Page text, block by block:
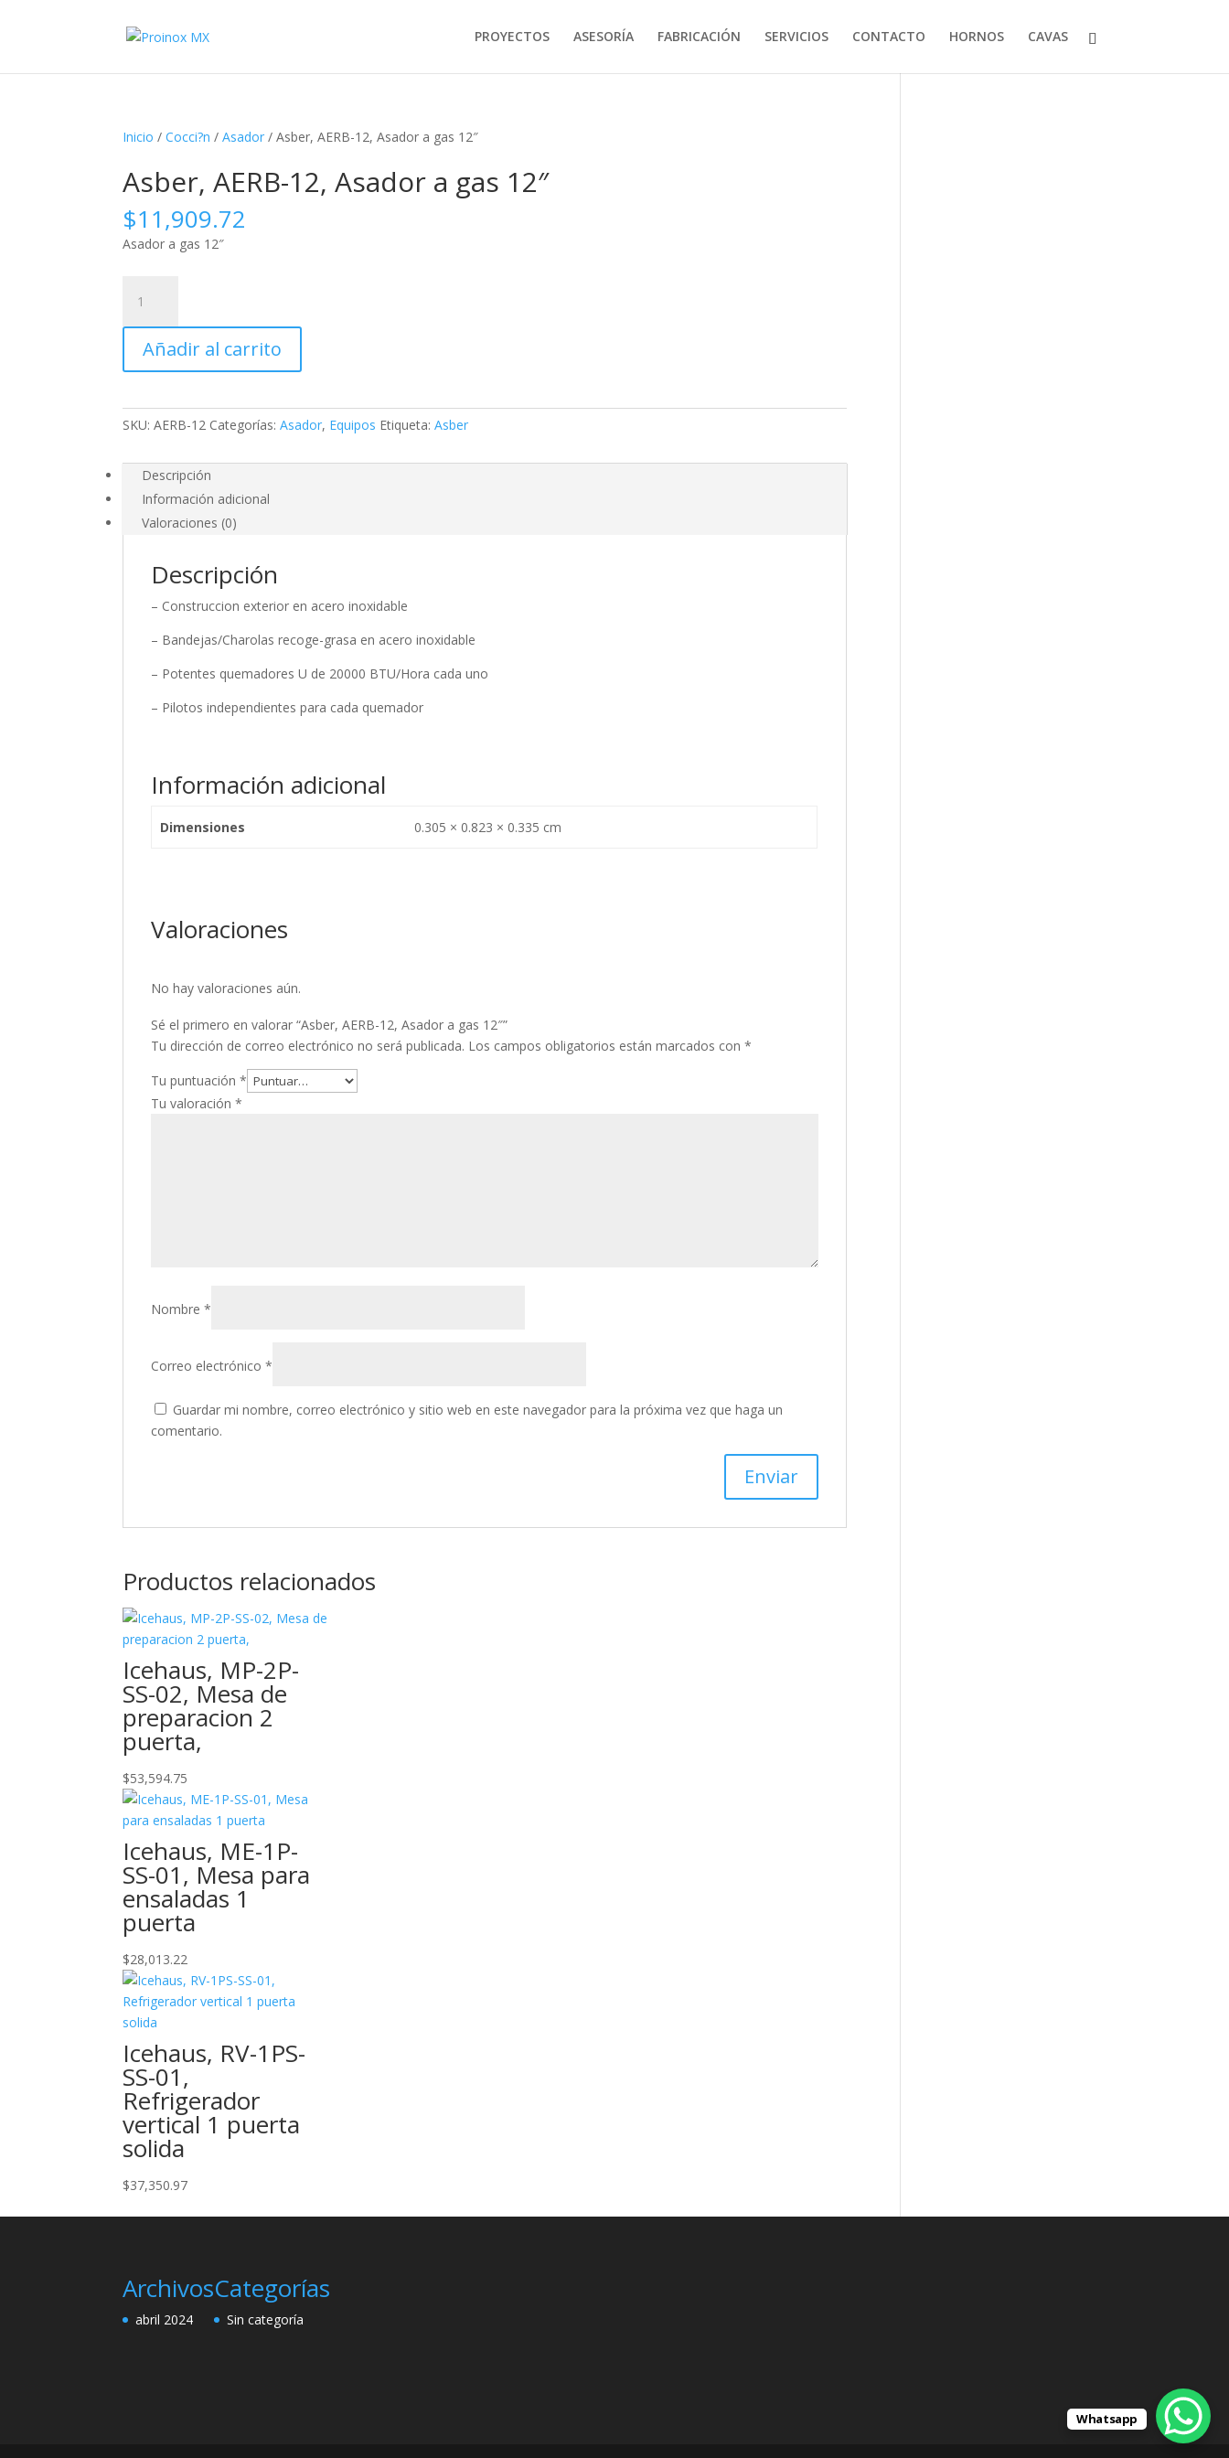
PROYECTOS ASESORÍA FABRICACIÓN SERVICIOS CONTACTO HORNOS CAVAS
Inicio /Cocci?n /Asador / Asber, AERB-12, Asador a gas 12″
Asber, AERB-12, Asador a gas 12″
$11,909.72
Asador a gas 12″
AERB-
12,
Asador
a
12"
cantidad
Añadir al carrito
SKU:AERB-12 Categorías:Asador, Equipos Etiqueta:Asber
Descripción
Información adicional
Valoraciones (0)
Descripción
– Construccion exterior en acero inoxidable
– Bandejas/Charolas recoge-grasa en acero inoxidable
– Potentes quemadores U de 20000 BTU/Hora cada uno
– Pilotos independientes para cada quemador
Información adicional
Dimensiones 0.305 × 0.823 × 0.335 cm
Valoraciones
No hay valoraciones aún.
Sé el primero en valorar “Asber, AERB-12, Asador a gas 12″”
Tu dirección de correo electrónico no será publicada. Los campos obligatorios están marcados con*
Tu puntuación*
Tu valoración*
Nombre*
Correo electrónico*
Guardar mi nombre, correo electrónico y sitio web en este navegador para la próxima vez que haga un
comentario.
Productos relacionados
Icehaus, MP-2P-
SS-02, Mesa de
preparacion 2
puerta,
$53,594.75
Icehaus, ME-1P-
SS-01, Mesa para
ensaladas 1
puerta
$28,013.22
Icehaus, RV-1PS-
SS-01,
Refrigerador
vertical 1 puerta
solida
$37,350.97
Archivos
abril 2024
Categorías
Sin categoría
Whatsapp